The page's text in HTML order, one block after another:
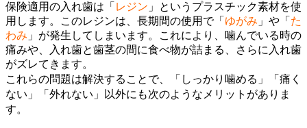
保険適用の入れ歯は「 レジン 」というプラスチック素材を使
用します。このレジンは、長期間の使用で「 ゆがみ 」や「 た
わみ 」が発生してしまいます。これにより、噛んでいる時の
痛みや、入れ歯と歯茎の間に食べ物が詰まる、さらに入れ歯
がズレてきます。
これらの問題は解決することで、「しっかり噛める」「痛く
ない」「外れない」以外にも次のようなメリットがありま
す。